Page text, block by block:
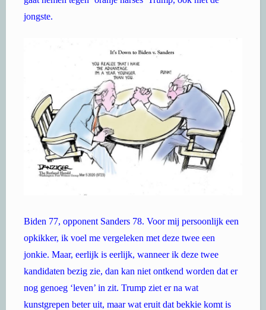
jongste.
Biden 77, opponent Sanders 78. Voor mij persoonlijk een
opkikker, ik voel me vergeleken met deze twee een
jonkie. Maar, eerlijk is eerlijk, wanneer ik deze twee
kandidaten bezig zie, dan kan niet ontkend worden dat er
nog genoeg ‘leven’ in zit. Trump ziet er na wat
kunstgrepen beter uit, maar wat eruit dat bekkie komt is